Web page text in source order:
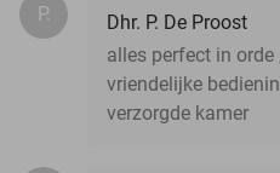
P.
Dhr. P. De Proost
alles perfect in
vriendelijke
verzorgde kamer